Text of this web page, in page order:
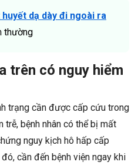
huyết dạ dày đi ngoài ra
thường
trên có nguy hiểm
trạng cần được cấp cứu trong
trễ, bệnh nhân có thể bị mất
nguy kịch hô hấp cấp
cần đến bệnh viện ngay khi